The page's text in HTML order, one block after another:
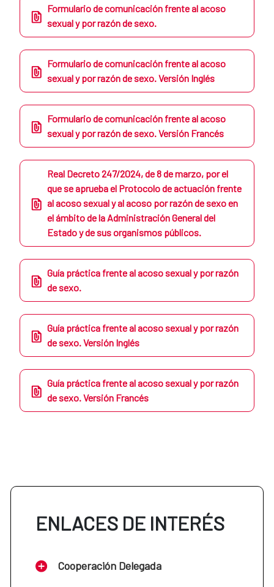
Formulario de comunicación frente al acoso
sexual y por razón de sexo.
Formulario de comunicación frente al acoso
sexual y por razón de sexo. Versión Inglés
Formulario de comunicación frente al acoso
sexual y por razón de sexo. Versión Francés
Real Decreto 247/2024, de 8 de marzo, por el
que se aprueba el Protocolo de actuación frente
al acoso sexual y al acoso por razón de sexo en
el ámbito de la Administración General del
Estado y de sus organismos públicos.
Guía práctica frente al acoso sexual y por razón
de sexo.
Guía práctica frente al acoso sexual y por razón
de sexo. Versión Inglés
Guía práctica frente al acoso sexual y por razón
de sexo. Versión Francés
ENLACES DE INTERÉS
Cooperación Delegada